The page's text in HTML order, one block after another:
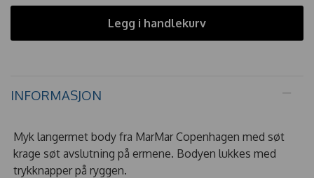
Legg i handlekurv
INFORMASJON
Myk langermet body fra MarMar Copenhagen med søt
krage søt avslutning på ermene. Bodyen lukkes med
trykknapper på ryggen.